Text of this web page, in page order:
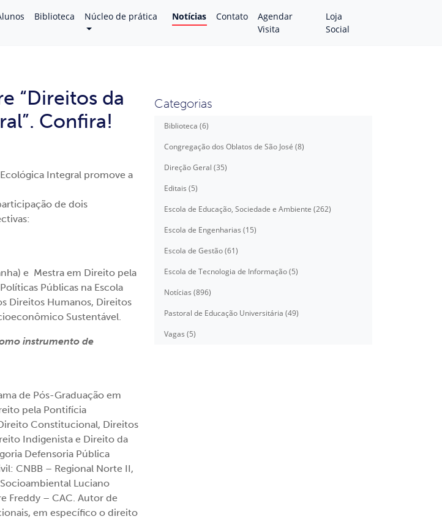
Biblioteca Núcleo de prática Notícias Contato
Agendar
Visita
Loja
Social
“Direitos da
Confira!
Integral promove a
de dois
e Mestra em Direito pela
Públicas na Escola
Direitos Humanos, Direitos
Sustentável.
instrumento de
de Pós-Graduação em
pela Pontifícia
Constitucional, Direitos
Indigenista e Direito da
Defensoria Pública
CNBB – Regional Norte II,
Luciano
Freddy – CAC. Autor de
em específico o direito
Categorias
Biblioteca (6)
Congregação dos Oblatos de São José (8)
Direção Geral (35)
Editais (5)
Escola de Educação, Sociedade e Ambiente (262)
Escola de Engenharias (15)
Escola de Gestão (61)
Escola de Tecnologia de Informação (5)
Notícias (896)
Pastoral de Educação Universitária (49)
Vagas (5)